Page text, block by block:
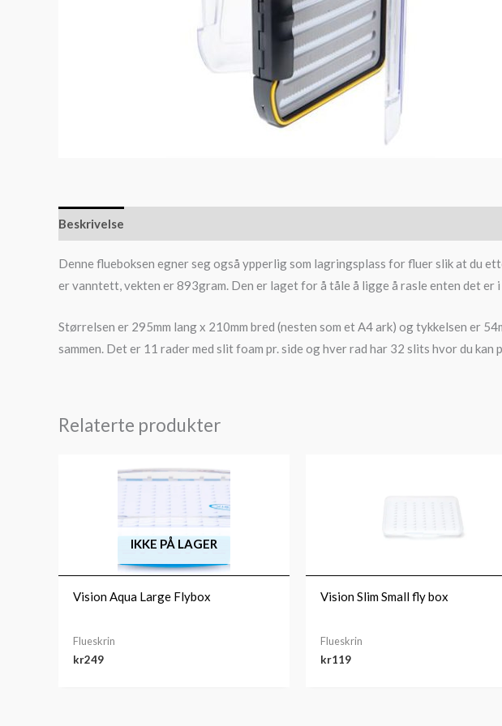
Beskrivelse
Denne flueboksen egner seg også ypperlig som lagringsplass for fluer slik at du
er vanntett, vekten er 893gram. Den er laget for å tåle å ligge å rasle enten det er
Størrelsen er 295mm lang x 210mm bred (nesten som et A4 ark) og tykkelsen er
sammen. Det er 11 rader med slit foam pr. side og hver rad har 32 slits hvor du
Relaterte produkter
IKKE PÅ LAGER
Vision Aqua Large Flybox
Flueskrin
kr249
Vision Slim Small fly box
Flueskrin
kr119